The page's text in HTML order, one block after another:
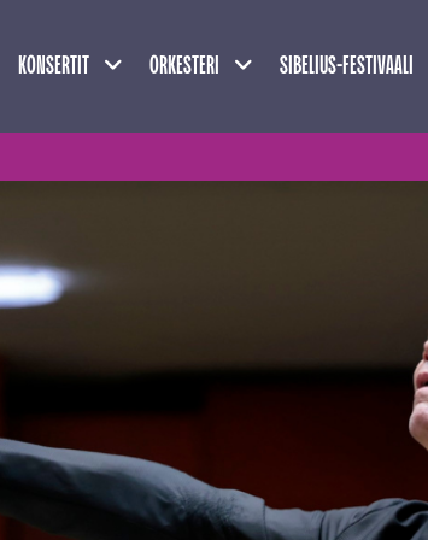
KONSERTIT Näytä alasivut
ORKESTERI Näytä alasivut
SIBELIUS-FESTIVAALI